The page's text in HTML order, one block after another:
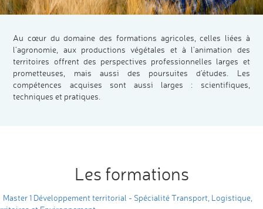
Au cœur du domaine des formations agricoles, celles liées à
l’agronomie, aux productions végétales et à l’animation des
territoires offrent des perspectives professionnelles larges et
prometteuses, mais aussi des poursuites d’études. Les
compétences acquises sont aussi larges : scientifiques,
techniques et pratiques.
Les formations
Master 1 Développement territorial - Spécialité Transport, Logistique,